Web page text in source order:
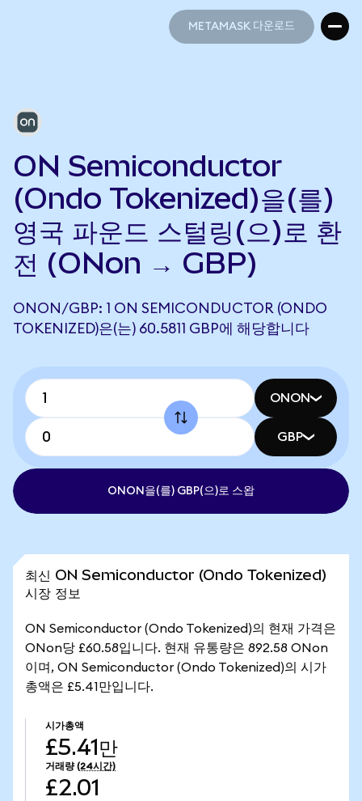
METAMASK 다운로드
ON Semiconductor
(Ondo Tokenized)을(를)
영국 파운드 스털링(으)로 환
전 (ONon → GBP)
ONON/GBP: 1 ON SEMICONDUCTOR (ONDO
TOKENIZED)은(는) 60.5811 GBP에 해당합니다
ONON
GBP
ONON을(를) GBP(으)로 스왑
최신 ON Semiconductor (Ondo Tokenized)
시장 정보
ON Semiconductor (Ondo Tokenized)의 현재 가격은
ONon당 £60.58입니다. 현재 유통량은 892.58 ONon
이며, ON Semiconductor (Ondo Tokenized)의 시가
총액은 £5.41만입니다.
시가총액
£5.41만
거래량 (24시간)
£2.01